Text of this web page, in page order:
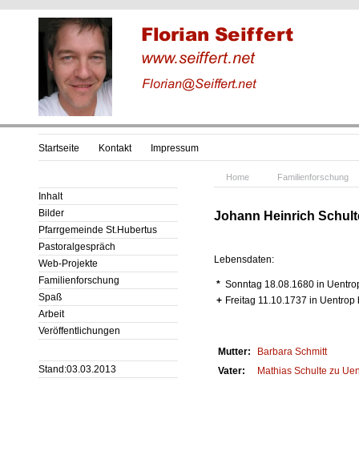
Startseite Kontakt Impressum
Inhalt
Bilder
Pfarrgemeinde St.Hubertus
Pastoralgespräch
Web-Projekte
Familienforschung
Spaß
Arbeit
Veröffentlichungen
Stand:03.03.2013
Home Familienforschung
Johann Heinrich
Lebensdaten:
* Sonntag 18.08.1680 in
+ Freitag 11.10.1737 in Uentrop
Mutter: Barbara Schmitt
Vater:
Mathias Schulte zu